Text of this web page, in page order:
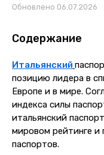
Обновлено 06.07.2026
Содержание
Итальянский
позицию лидера в
Европе и в мире.
индекса силы
итальянский
мировом рейтинге и
паспортов.